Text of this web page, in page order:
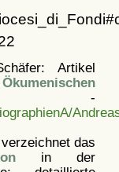
Artikel
Ökumenischen
das
in der